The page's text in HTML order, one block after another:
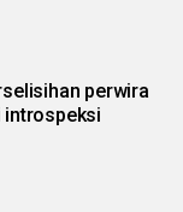
perwira
introspeksi